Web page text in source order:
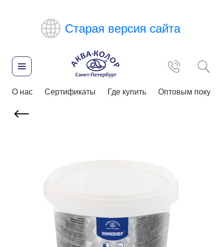
Старая версия сайта
О нас Сертификаты Где купить Оптовым